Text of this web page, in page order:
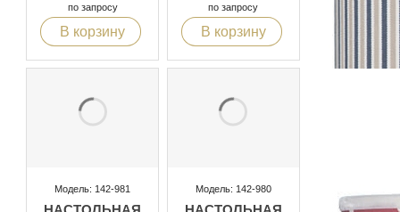
по запросу
В корзину
по запросу
В корзину
Модель: 142-981 Модель: 142-980